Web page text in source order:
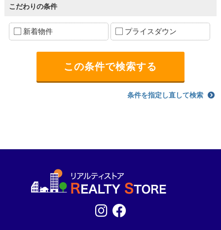
こだわりの条件
新着物件 プライスダウン
条件を指定し直して検索